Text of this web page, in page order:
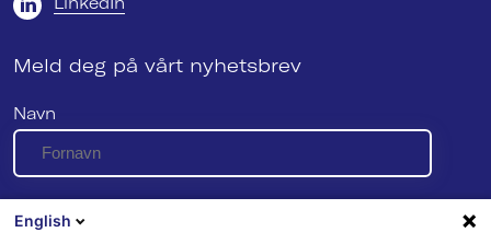
Meld deg på vårt nyhetsbrev
Navn
E-post
English